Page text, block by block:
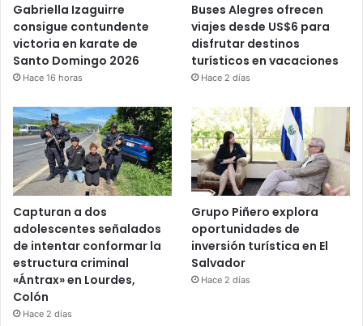
Gabriella Izaguirre
consigue contundente
victoria en karate de
Santo Domingo 2026
Hace 16 horas
Buses Alegres ofrecen
viajes desde US$6 para
disfrutar destinos
turísticos en vacaciones
Hace 2 días
Capturan a dos
adolescentes señalados
de intentar conformar la
estructura criminal
«Ántrax» en Lourdes,
Colón
Hace 2 días
Grupo Piñero explora
oportunidades de
inversión turística en El
Salvador
Hace 2 días